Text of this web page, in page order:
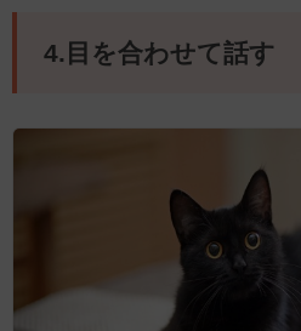
4.目を合わせて話す